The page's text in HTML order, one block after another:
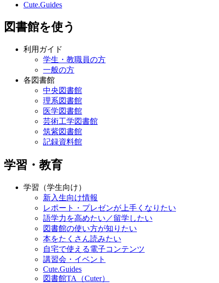
Cute.Guides
図書館を使う
利用ガイド
学生・教職員の方
一般の方
各図書館
中央図書館
理系図書館
医学図書館
芸術工学図書館
筑紫図書館
記録資料館
学習・教育
学習（学生向け）
新入生向け情報
レポート・プレゼンが上手くなりたい
語学力を高めたい／留学したい
図書館の使い方が知りたい
本をたくさん読みたい
自宅で使える電子コンテンツ
講習会・イベント
Cute.Guides
図書館TA（Cuter）